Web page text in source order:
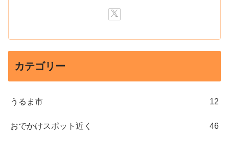
カテゴリー
うるま市 12
おでかけスポット近く 46